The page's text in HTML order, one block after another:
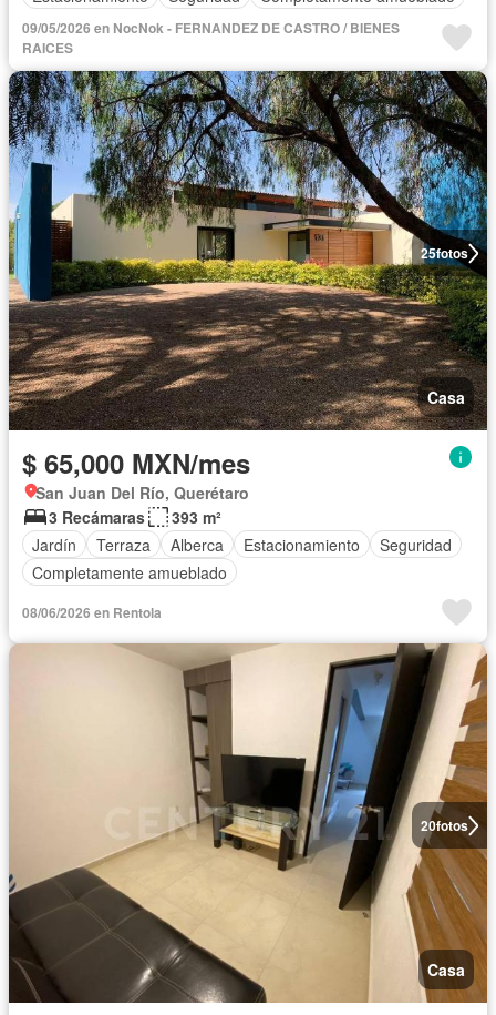
09/05/2026 en NocNok - FERNANDEZ DE CASTRO / BIENES
RAICES
25fotos
Casa
$ 65,000 MXN/mes
San Juan Del Río, Querétaro
3 Recámaras
393 m²
Jardín
Terraza Alberca Estacionamiento
Seguridad
Completamente amueblado
08/06/2026 en Rentola
20fotos
Casa